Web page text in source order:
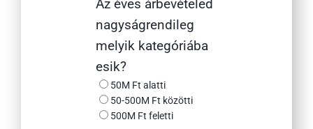
Az éves árbevételed
nagyságrendileg
melyik kategóriába
esik?
50M Ft alatti
50-500M Ft közötti
500M Ft feletti